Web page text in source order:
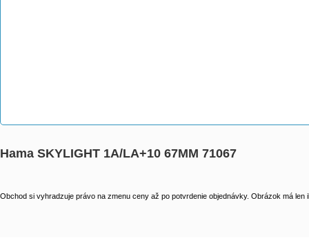
Hama SKYLIGHT 1A/LA+10 67MM 71067
Obchod si vyhradzuje právo na zmenu ceny až po potvrdenie objednávky. Obrázok má len